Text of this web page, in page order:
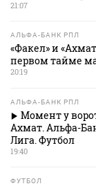
21:07
АЛЬФА-БАНК РПЛ
«Факел» и
первом тайме
20:19
АЛЬФА-БАНК РПЛ
Момент у
Ахмат. Альфа-
Лига. Футбол
19:40
ФУТБОЛ